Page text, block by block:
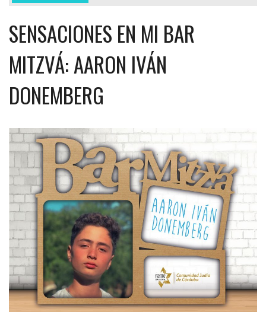
SENSACIONES EN MI BAR
MITZVÁ: AARON IVÁN
DONEMBERG